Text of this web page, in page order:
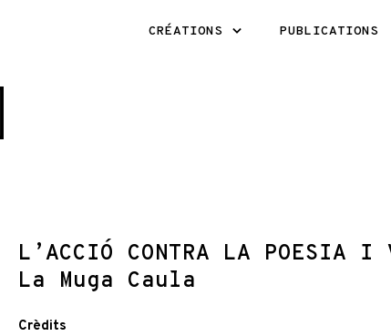
CRÉATIONS PUBLICATIONS
L’ACCIÓ CONTRA LA POESIA I
La Muga Caula
Crèdits